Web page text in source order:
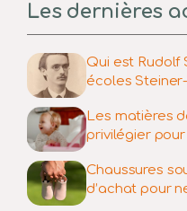
Les dernières
Qui est Rudolf
écoles
Les matières
privilégier
Chaussures
d’achat pour